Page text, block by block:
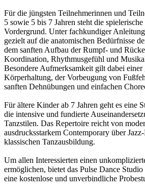
Für die jüngsten Teilnehmerinnen und
5 sowie 5 bis 7 Jahren steht die
Vordergrund. Unter fachkundiger
gezielt auf die anatomischen Bedürfnisse
dem sanften Aufbau der Rumpf- und
Koordination, Rhythmusgefühl und
Besondere Aufmerksamkeit gilt dabei einer
Körperhaltung, der Vorbeugung von
sanften Dehnübungen und einfachen
Für ältere Kinder ab 7 Jahren geht es eine
die intensive und fundierte
Tanzstilen. Das Repertoire reicht von
ausdrucksstarkem Contemporary über
klassischen Tanzausbildung.
Um allen Interessierten einen
ermöglichen, bietet das Pulse Dance
eine kostenlose und unverbindliche